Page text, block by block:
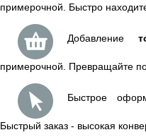
примерочной. Быстро
Добавление
примерочной. Превращайте
Быстрое
Быстрый заказ - высокая